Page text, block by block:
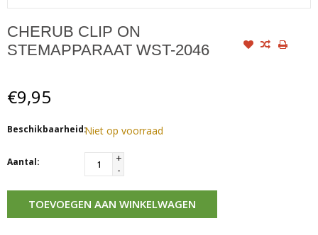
CHERUB CLIP ON
STEMAPPARAAT WST-2046
€9,95
Beschikbaarheid:Niet op voorraad
Aantal:
+
-
TOEVOEGEN AAN WINKELWAGEN